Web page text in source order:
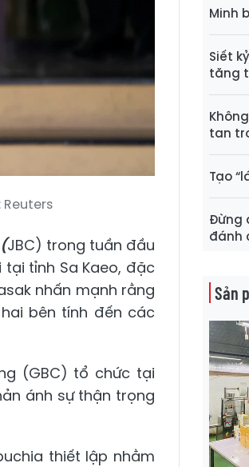
(JBC) trong tuần đầu
tỉnh Sa Kaeo, đặc
nhấn mạnh rằng
bên tính đến các
(GBC) tổ chức tại
ánh sự thận trọng
thiết lập nhằm
Minh
Siết
tăng
tan
Tạo
Đừng
đánh
Sản